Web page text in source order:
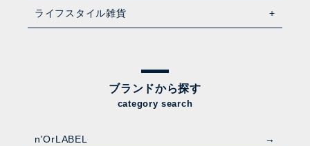
ライフスタイル雑貨
ブランドから探す
category search
n'OrLABEL